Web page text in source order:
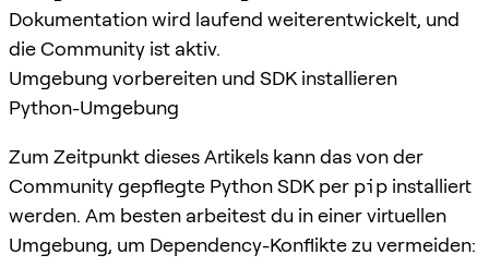
Dokumentation wird laufend weiterentwickelt, und
die Community ist aktiv.
Umgebung vorbereiten und SDK installieren
Python-Umgebung
Zum Zeitpunkt dieses Artikels kann das von der
Community gepflegte Python SDK per pip installiert
werden. Am besten arbeitest du in einer virtuellen
Umgebung, um Dependency-Konflikte zu vermeiden: